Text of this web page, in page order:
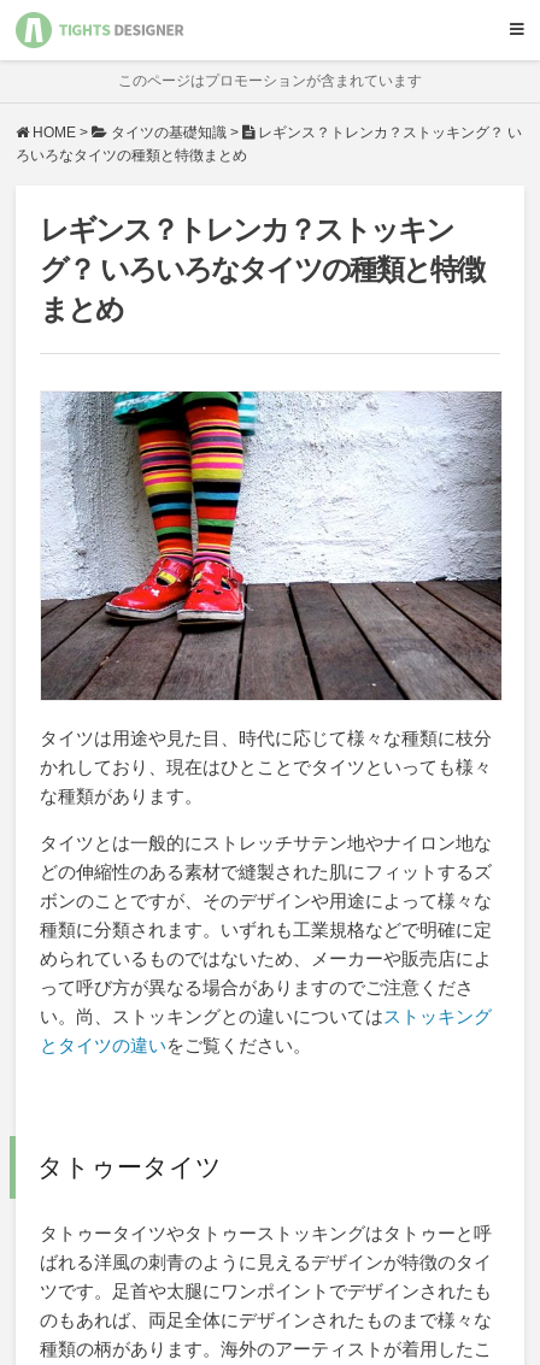
サービス比較
オリジナル製作
ハンドメイド
基礎知識
このページはプロモーションが含まれています
HOME > タイツの基礎知識 >
レギンス？トレンカ？ストッキング？ い
ろいろなタイツの種類と特徴まとめ
レギンス？トレンカ？ストッキン
グ？ いろいろなタイツの種類と特徴
まとめ
タイツは用途や見た目、時代に応じて様々な種類に枝分
かれしており、現在はひとことでタイツといっても様々
な種類があります。
タイツとは一般的にストレッチサテン地やナイロン地な
どの伸縮性のある素材で縫製された肌にフィットするズ
ボンのことですが、そのデザインや用途によって様々な
種類に分類されます。いずれも工業規格などで明確に定
められているものではないため、メーカーや販売店によ
って呼び方が異なる場合がありますのでご注意くださ
い。尚、ストッキングとの違いについてはストッキング
とタイツの違いをご覧ください。
タトゥータイツ
タトゥータイツやタトゥーストッキングはタトゥーと呼
ばれる洋風の刺青のように見えるデザインが特徴のタイ
ツです。足首や太腿にワンポイントでデザインされたも
のもあれば、両足全体にデザインされたものまで様々な
種類の柄があります。海外のアーティストが着用したこ